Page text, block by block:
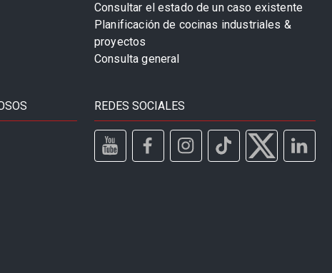
Consultar el estado de un caso existente
Planificación de cocinas industriales &
proyectos
Consulta general
REDES SOCIALES